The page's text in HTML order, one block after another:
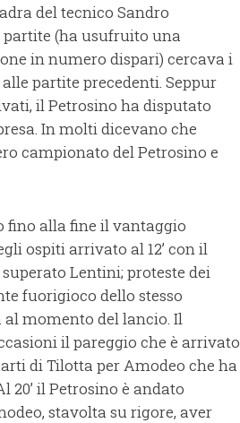
del tecnico Sandro
(ha usufruito una
in numero dispari) cercava i
partite precedenti. Seppur
il Petrosino ha disputato
In molti dicevano che
campionato del Petrosino e
fino alla fine il vantaggio
ospiti arrivato al 12’ con il
Lentini; proteste dei
fuorigioco dello stesso
momento del lancio. Il
il pareggio che è arrivato
di Tilotta per Amodeo che ha
20’ il Petrosino è andato
stavolta su rigore, aver